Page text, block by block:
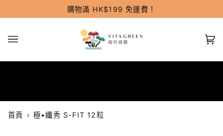
過
購物滿 HK$199 免運費！
首頁 › 極•纖秀 S-FIT 12粒